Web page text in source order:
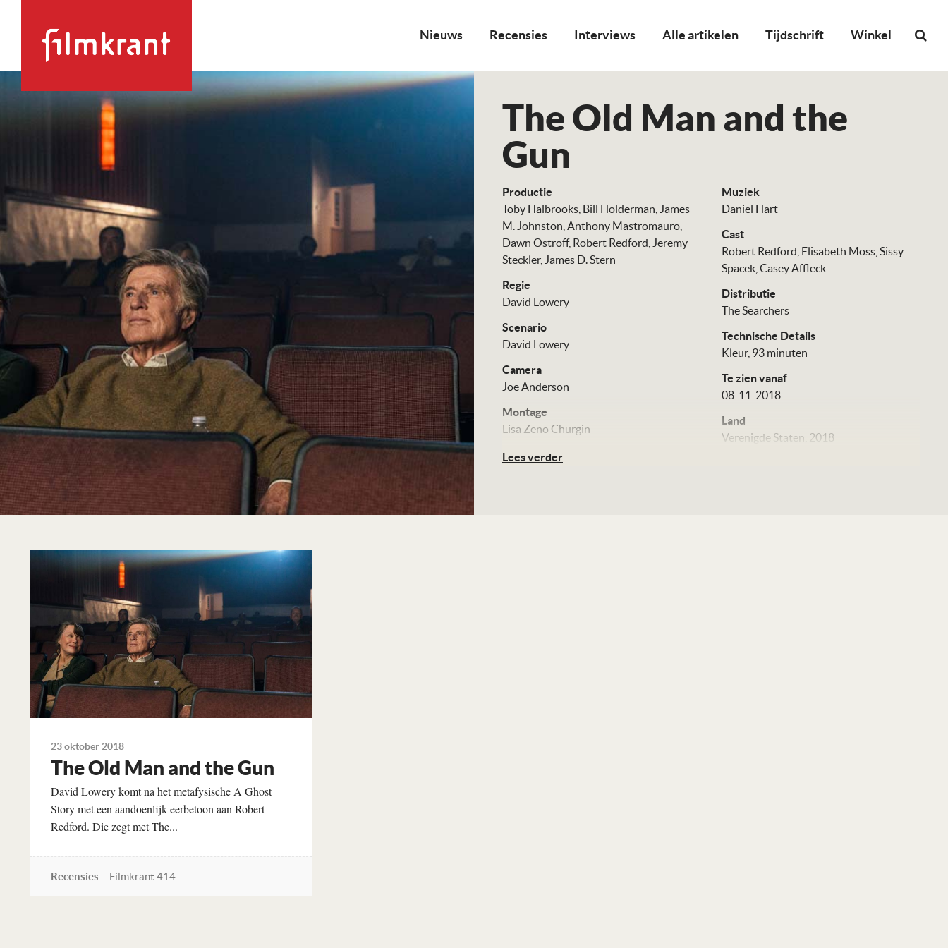
Nieuws Recensies Interviews Alle artikelen Tijdschrift Winkel
The Old Man and the
Gun
Productie
Toby Halbrooks Bill Holderman James
M. Johnston Anthony Mastromauro
Dawn Ostroff Robert Redford Jeremy
Steckler James D. Stern
Regie
David Lowery
Scenario
David Lowery
Camera
Joe Anderson
Montage
Lisa Zeno Churgin
Production design
Muziek
Daniel Hart
Cast
Robert Redford Elisabeth Moss Sissy
Spacek Casey Affleck
Distributie
The Searchers
Technische Details
Kleur, 93 minuten
Te zien vanaf
08-11-2018
Land
Verenigde Staten, 2018
Lees verder
23 oktober 2018
The Old Man and the Gun
David Lowery komt na het metafysische A Ghost
Story met een aandoenlijk eerbetoon aan Robert
Redford. Die zegt met The...
Recensies Filmkrant 414